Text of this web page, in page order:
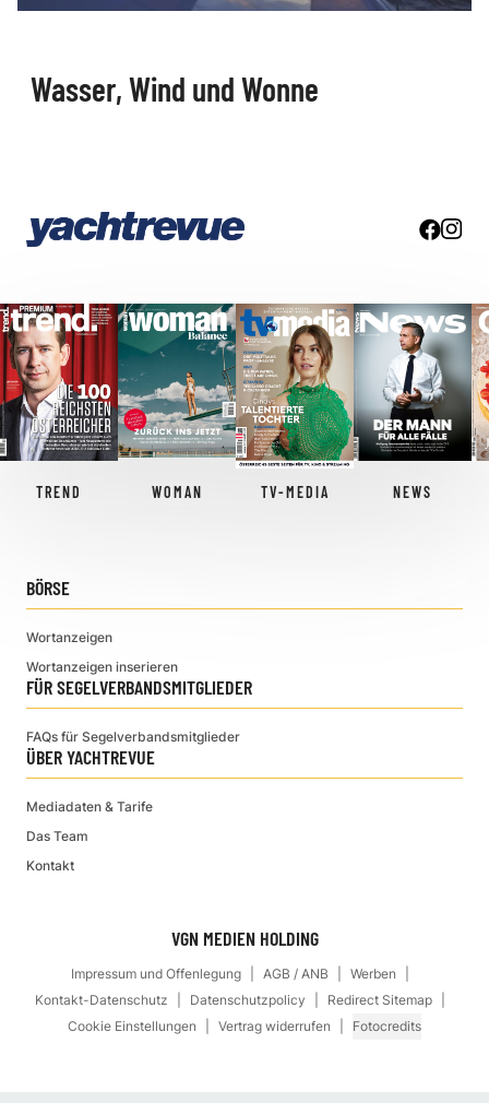
Wasser, Wind und Wonne
TREND WOMAN TV-MEDIA NEWS
BÖRSE
Wortanzeigen
Wortanzeigen inserieren
FÜR SEGELVERBANDSMITGLIEDER
FAQs für Segelverbandsmitglieder
ÜBER YACHTREVUE
Mediadaten & Tarife
Das Team
Kontakt
VGN MEDIEN HOLDING
Impressum und Offenlegung AGB / ANB
Werben
Kontakt-Datenschutz
Datenschutzpolicy
Redirect Sitemap
Cookie Einstellungen
Vertrag widerrufen Fotocredits